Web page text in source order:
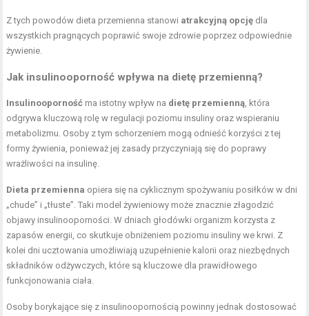
Z tych powodów dieta przemienna stanowi atrakcyjną opcję dla
wszystkich pragnących poprawić swoje zdrowie poprzez odpowiednie
żywienie.
Jak insulinooporność wpływa na dietę przemienną?
Insulinooporność ma istotny wpływ na dietę przemienną, która
odgrywa kluczową rolę w regulacji poziomu insuliny oraz wspieraniu
metabolizmu. Osoby z tym schorzeniem mogą odnieść korzyści z tej
formy żywienia, ponieważ jej zasady przyczyniają się do poprawy
wrażliwości na insulinę.
Dieta przemienna opiera się na cyklicznym spożywaniu posiłków w dni
„chude” i „tłuste”. Taki model żywieniowy może znacznie złagodzić
objawy insulinooporności. W dniach głodówki organizm korzysta z
zapasów energii, co skutkuje obniżeniem poziomu insuliny we krwi. Z
kolei dni ucztowania umożliwiają uzupełnienie kalorii oraz niezbędnych
składników odżywczych, które są kluczowe dla prawidłowego
funkcjonowania ciała.
Osoby borykające się z insulinoopornością powinny jednak dostosować